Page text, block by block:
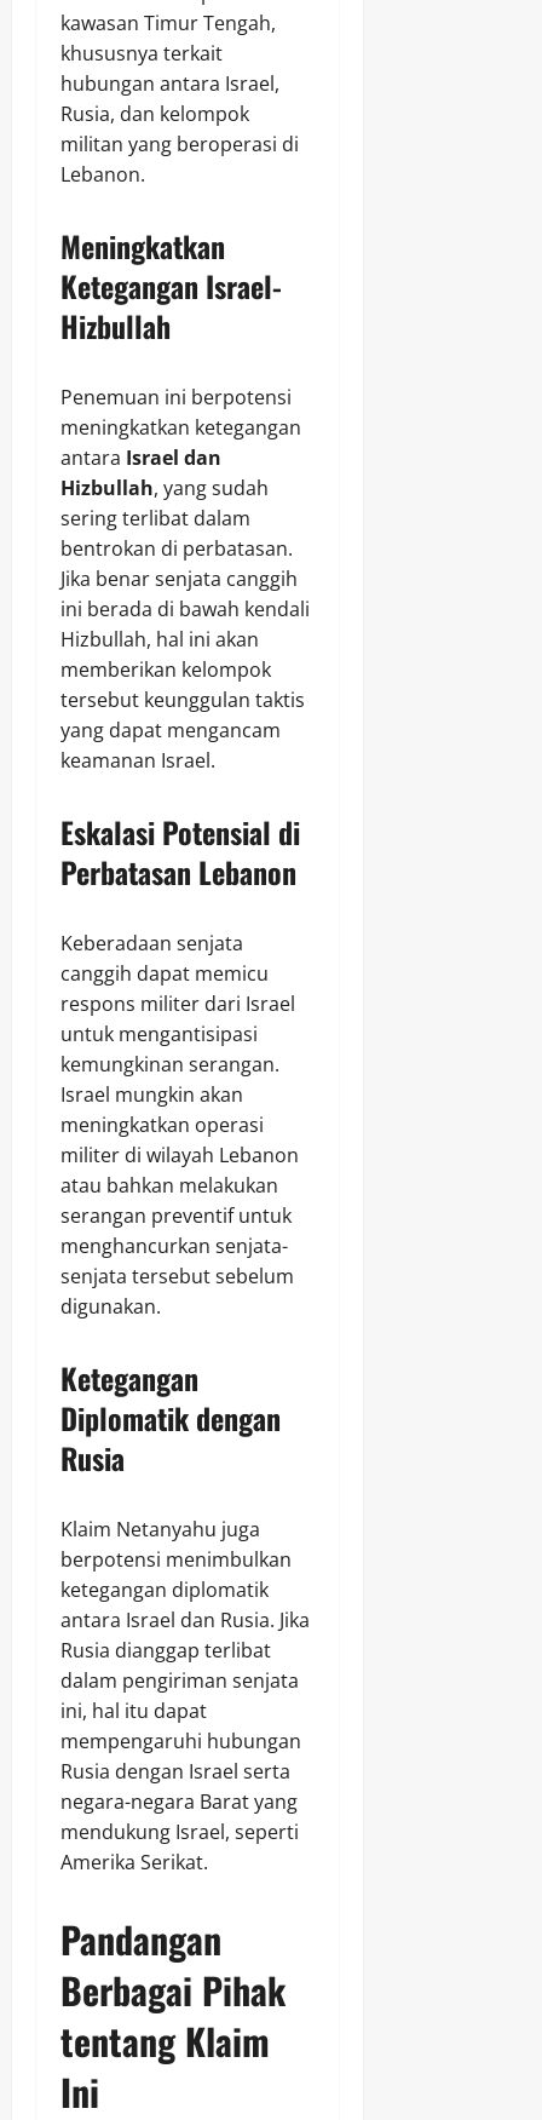
kawasan Timur Tengah,
khususnya terkait
hubungan antara Israel,
Rusia, dan kelompok
militan yang beroperasi di
Lebanon.
Meningkatkan
Ketegangan Israel-
Hizbullah
Penemuan ini berpotensi
meningkatkan ketegangan
antara Israel dan
Hizbullah, yang sudah
sering terlibat dalam
bentrokan di perbatasan.
Jika benar senjata canggih
ini berada di bawah kendali
Hizbullah, hal ini akan
memberikan kelompok
tersebut keunggulan taktis
yang dapat mengancam
keamanan Israel.
Eskalasi Potensial di
Perbatasan Lebanon
Keberadaan senjata
canggih dapat memicu
respons militer dari Israel
untuk mengantisipasi
kemungkinan serangan.
Israel mungkin akan
meningkatkan operasi
militer di wilayah Lebanon
atau bahkan melakukan
serangan preventif untuk
menghancurkan senjata-
senjata tersebut sebelum
digunakan.
Ketegangan
Diplomatik dengan
Rusia
Klaim Netanyahu juga
berpotensi menimbulkan
ketegangan diplomatik
antara Israel dan Rusia. Jika
Rusia dianggap terlibat
dalam pengiriman senjata
ini, hal itu dapat
mempengaruhi hubungan
Rusia dengan Israel serta
negara-negara Barat yang
mendukung Israel, seperti
Amerika Serikat.
Pandangan
Berbagai Pihak
tentang Klaim
Ini